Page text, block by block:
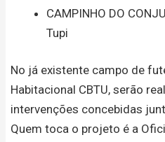
CAMPINHO DO
Tupi
No já existente campo de
Habitacional CBTU, serão
intervenções concebidas
Quem toca o projeto é a